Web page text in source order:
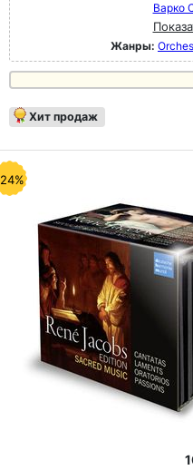
Варко
Жанры:
Хит продаж